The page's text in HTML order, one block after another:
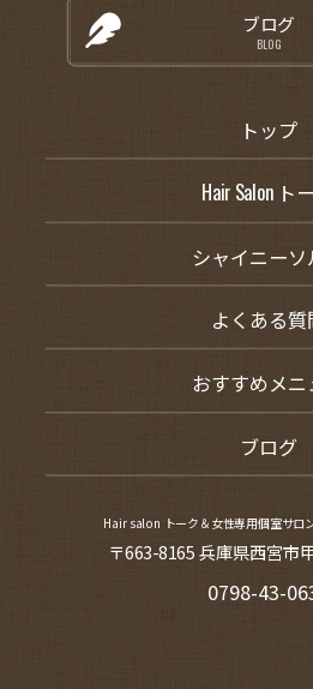
ブログ
BLOG
トップ
Hair Salon ト
シャイニーソ
よくある質
おすすめメニ
ブログ
Hair salon トーク＆女性専用個室サロ
〒663-8165 兵庫県西宮市
0798-43-